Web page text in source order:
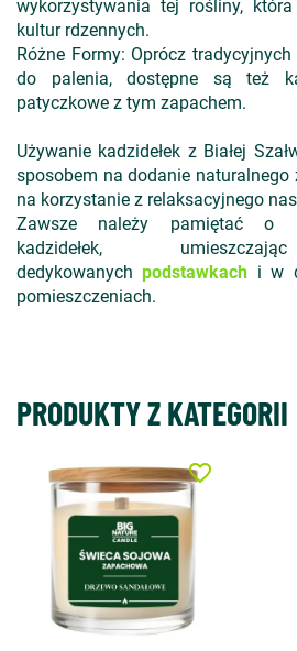
wykorzystywania tej rośliny,
kultur rdzennych.
Różne Formy: Oprócz tradycyjnych
do palenia, dostępne są też
patyczkowe z tym zapachem.
Używanie kadzidełek z Białej
sposobem na dodanie
na korzystanie z relaksacyjnego
Zawsze należy pamiętać o
kadzidełek,
dedykowanychpodstawkach i w
pomieszczeniach.
PRODUKTY Z KATEGORII
favorite_border